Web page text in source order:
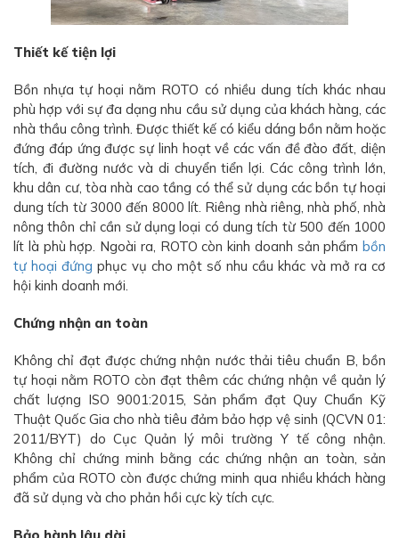
Thiết kế tiện lợi
Bồn nhựa tự hoại nằm ROTO có nhiều dung tích khác nhau
phù hợp với sự đa dạng nhu cầu sử dụng của khách hàng, các
nhà thầu công trình. Được thiết kế có kiểu dáng bồn nằm hoặc
đứng đáp ứng được sự linh hoạt về các vấn đề đào đất, diện
tích, đi đường nước và di chuyển tiển lợi. Các công trình lớn,
khu dân cư, tòa nhà cao tầng có thể sử dụng các bồn tự hoại
dung tích từ 3000 đến 8000 lít. Riêng nhà riêng, nhà phố, nhà
nông thôn chỉ cần sử dụng loại có dung tích từ 500 đến 1000
lít là phù hợp. Ngoài ra, ROTO còn kinh doanh sản phẩm bồn
tự hoại đứng phục vụ cho một số nhu cầu khác và mở ra cơ
hội kinh doanh mới.
Chứng nhận an toàn
Không chỉ đạt được chứng nhận nước thải tiêu chuẩn B, bồn
tự hoại nằm ROTO còn đạt thêm các chứng nhận về quản lý
chất lượng ISO 9001:2015, Sản phẩm đạt Quy Chuẩn Kỹ
Thuật Quốc Gia cho nhà tiêu đảm bảo hợp vệ sinh (QCVN 01:
2011/BYT) do Cục Quản lý môi trường Y tế công nhận.
Không chỉ chứng minh bằng các chứng nhận an toàn, sản
phẩm của ROTO còn được chứng minh qua nhiều khách hàng
đã sử dụng và cho phản hồi cực kỳ tích cực.